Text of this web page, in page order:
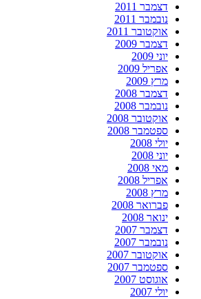
דצמבר 2011
נובמבר 2011
אוקטובר 2011
דצמבר 2009
יוני 2009
אפריל 2009
מרץ 2009
דצמבר 2008
נובמבר 2008
אוקטובר 2008
ספטמבר 2008
יולי 2008
יוני 2008
מאי 2008
אפריל 2008
מרץ 2008
פברואר 2008
ינואר 2008
דצמבר 2007
נובמבר 2007
אוקטובר 2007
ספטמבר 2007
אוגוסט 2007
יולי 2007